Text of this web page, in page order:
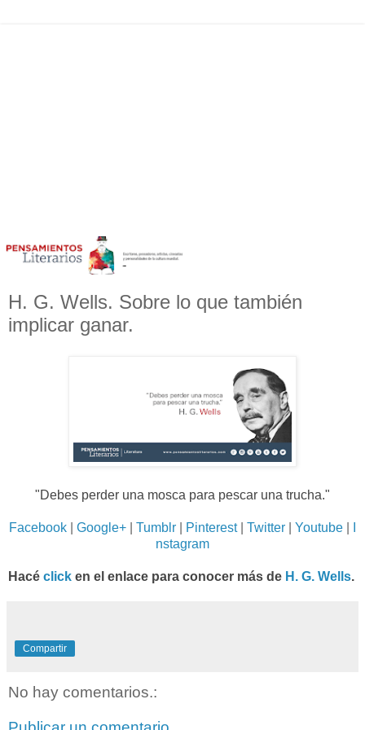
H. G. Wells. Sobre lo que también
implicar ganar.
"Debes perder una mosca para pescar una trucha."
Facebook Google+ Tumblr Pinterest| Twitter Youtube
nstagram
Hacé click en el enlace para conocer más de H. G. Wells.
Compartir
No hay comentarios.: